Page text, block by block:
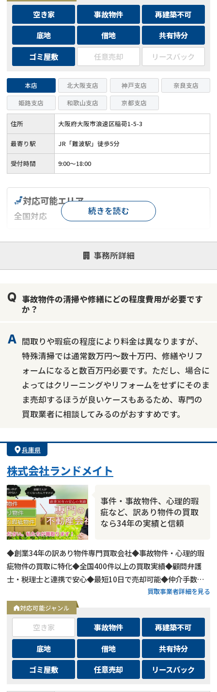
空き家 事故物件
再建築不可
底地
借地
共有持分
ゴミ屋敷
任意売却 リースバック
本店 北大阪支店 神戸支店
奈良支店
姫路支店
和歌山支店 京都支店
住所 大阪府大阪市浪速区稲荷1-5-3
最寄り駅 JR「難波駅」徒歩5分
受付時間 9:00～18:00
事務所詳細
対応可能エリア
全国対応
対応が親身 オンライン面談可能
レスポンスが早い
1億円以上の買取可
続きを読む
事故物件の清掃や修繕にどの程度費用が必要です
か？
間取りや瑕疵の程度により料金は異なりますが、
特殊清掃では通常数万円～数十万円、修繕やリフ
ォームになると数百万円必要です。ただし、場合に
よってはクリーニングやリフォームをせずにそのま
ま売却するほうが良いケースもあるため、専門の
買取業者に相談してみるのがおすすめです。
兵庫県
株式会社ランドメイト
事件・事故物件、心理的瑕
疵など、訳あり物件の買取
なら34年の実績と信頼
◆創業34年の訳あり物件専門買取会社◆事故物件・心理的瑕
疵物件の買取に特化◆全国400件以上の買取実績◆顧問弁護
士・税理士と連携で安心◆最短10日で売却可能◆仲介手数
料・諸費用も会社負担◆不要物撤去費用も無料◆リースバック
にも対応◆現地調査・査定は無料
買取事業者詳細を見る
対応可能ジャンル
空き家 事故物件
再建築不可
底地
借地
共有持分
ゴミ屋敷
任意売却 リースバック